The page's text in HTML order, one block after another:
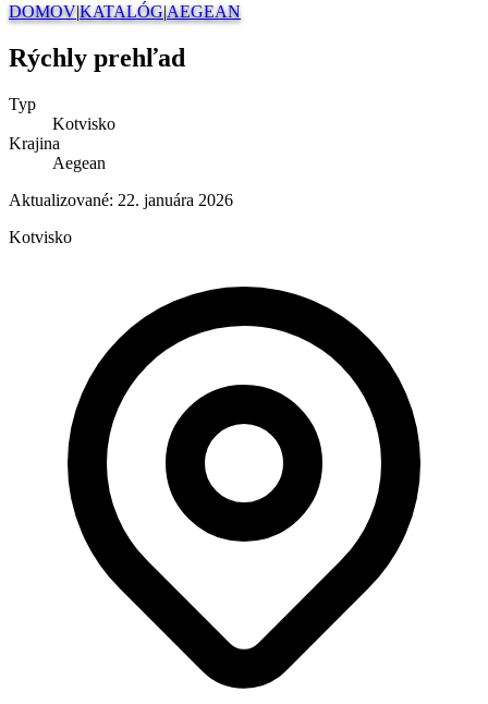
DOMOV|KATALÓG|AEGEAN
Rýchly prehľad
Typ
Kotvisko
Krajina
Aegean
Aktualizované: 22. januára 2026
Kotvisko